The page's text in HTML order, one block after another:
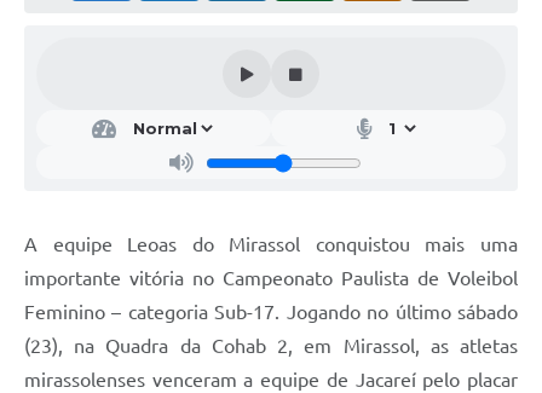
A equipe Leoas do Mirassol conquistou mais uma
importante vitória no Campeonato Paulista de Voleibol
Feminino – categoria Sub-17. Jogando no último sábado
(23), na Quadra da Cohab 2, em Mirassol, as atletas
mirassolenses venceram a equipe de Jacareí pelo placar